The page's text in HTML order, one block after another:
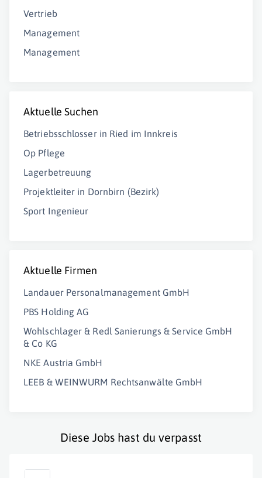
Vertrieb
Management
Management
Aktuelle Suchen
Betriebsschlosser in Ried im Innkreis
Op Pflege
Lagerbetreuung
Projektleiter in Dornbirn (Bezirk)
Sport Ingenieur
Aktuelle Firmen
Landauer Personalmanagement GmbH
PBS Holding AG
Wohlschlager & Redl Sanierungs & Service GmbH
& Co KG
NKE Austria GmbH
LEEB & WEINWURM Rechtsanwälte GmbH
Diese Jobs hast du verpasst